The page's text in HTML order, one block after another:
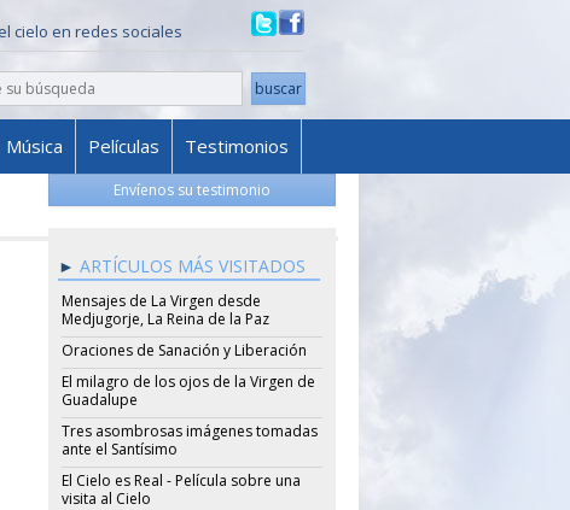
cielo en redes sociales
Música Películas Testimonios
Envíenos su testimonio
ARTÍCULOS MÁS VISITADOS
Mensajes de La Virgen desde
Medjugorje, La Reina de la Paz
Oraciones de Sanación y Liberación
El milagro de los ojos de la Virgen de
Guadalupe
Tres asombrosas imágenes tomadas
ante el Santísimo
El Cielo es Real - Película sobre una
visita al Cielo